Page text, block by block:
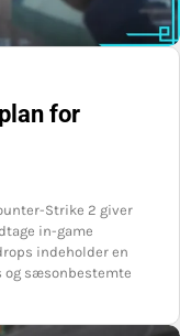
for
Strike 2 giver
in-game
indeholder en
og sæsonbestemte